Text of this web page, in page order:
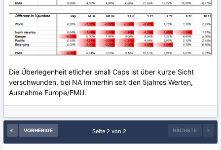
Die Überlegenheit etlicher small Caps ist über kurze Sicht
verschwunden, bei NA immerhin seit den 5jahres Werten,
Ausnahme Europe/EMU.
VORHERIGE NÄCHSTE
Seite 2 von 2